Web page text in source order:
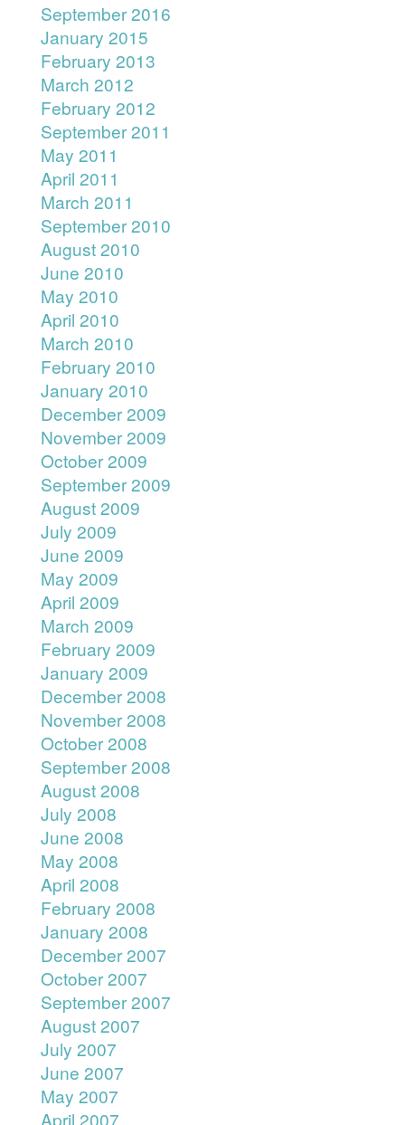
September 2016
January 2015
February 2013
March 2012
February 2012
September 2011
May 2011
April 2011
March 2011
September 2010
August 2010
June 2010
May 2010
April 2010
March 2010
February 2010
January 2010
December 2009
November 2009
October 2009
September 2009
August 2009
July 2009
June 2009
May 2009
April 2009
March 2009
February 2009
January 2009
December 2008
November 2008
October 2008
September 2008
August 2008
July 2008
June 2008
May 2008
April 2008
February 2008
January 2008
December 2007
October 2007
September 2007
August 2007
July 2007
June 2007
May 2007
April 2007